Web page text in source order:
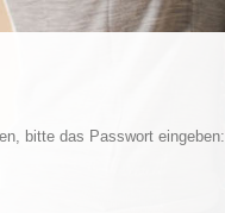
bitte das Passwort eingeben: